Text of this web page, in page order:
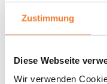
Zustimmung
Diese Webseite
Wir verwenden